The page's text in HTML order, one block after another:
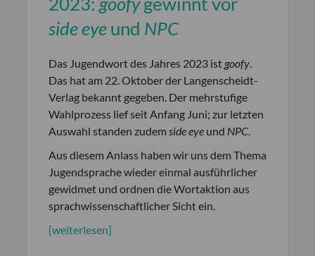
side eyeund NPC
Das Jugendwort des Jahres 2023 ist goofy.
Das hat am 22. Oktober der Langenscheidt-
Verlag bekannt gegeben. Der mehrstufige
Wahlprozess lief seit Anfang Juni; zur letzten
Auswahl standen zudem side eye und NPC.
Aus diesem Anlass haben wir uns dem Thema
Jugendsprache wieder einmal ausführlicher
gewidmet und ordnen die Wortaktion aus
sprachwissenschaftlicher Sicht ein.
[weiterlesen]